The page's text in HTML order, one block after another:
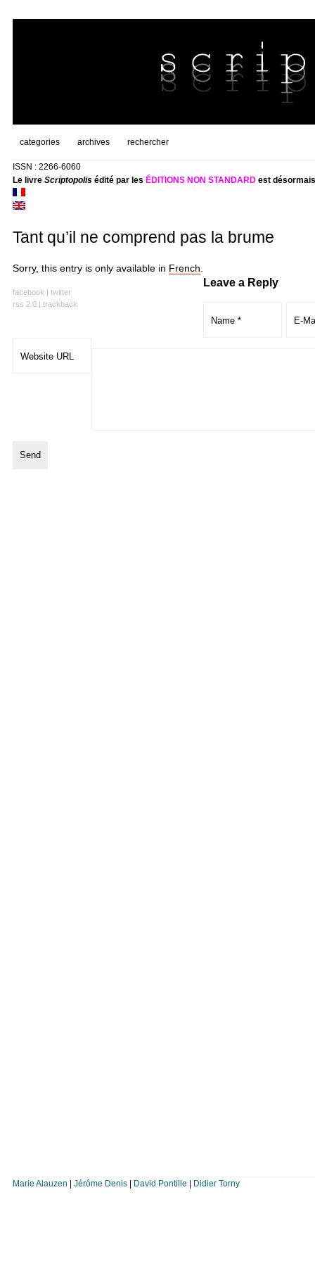
categories archives rechercher
ISSN : 2266-6060
Le livre Scriptopolisédité par les ÉDITIONS NON STANDARDest
Tant qu’il ne comprend pas la brume
Sorry, this entry is only available in French
facebook | twitter
rss 2.0| trackback
Leave a Reply
Marie Alauzen Jérôme Denis| David Pontille Didier Torny